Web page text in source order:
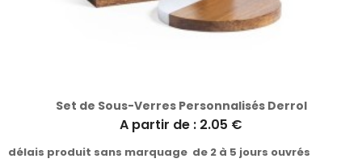
Set de Sous-Verres Personnalisés Derrol
A partir de : 2.05 €
délais produit sans marquage de 2 à 5 jours ouvrés